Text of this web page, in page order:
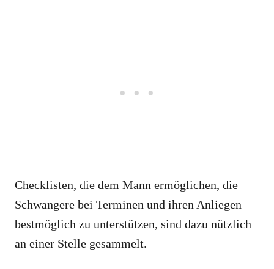
Checklisten, die dem Mann ermöglichen, die
Schwangere bei Terminen und ihren Anliegen
bestmöglich zu unterstützen, sind dazu nützlich
an einer Stelle gesammelt.